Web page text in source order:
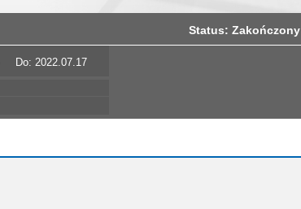
Status: Zakończony
Do: 2022.07.17